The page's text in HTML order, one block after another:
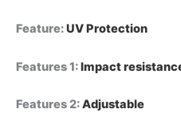
Feature:UV Protection
Features 1:Impact
Features 2:Adjustable